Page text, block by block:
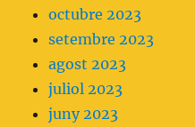
octubre 2023
setembre 2023
agost 2023
juliol 2023
juny 2023